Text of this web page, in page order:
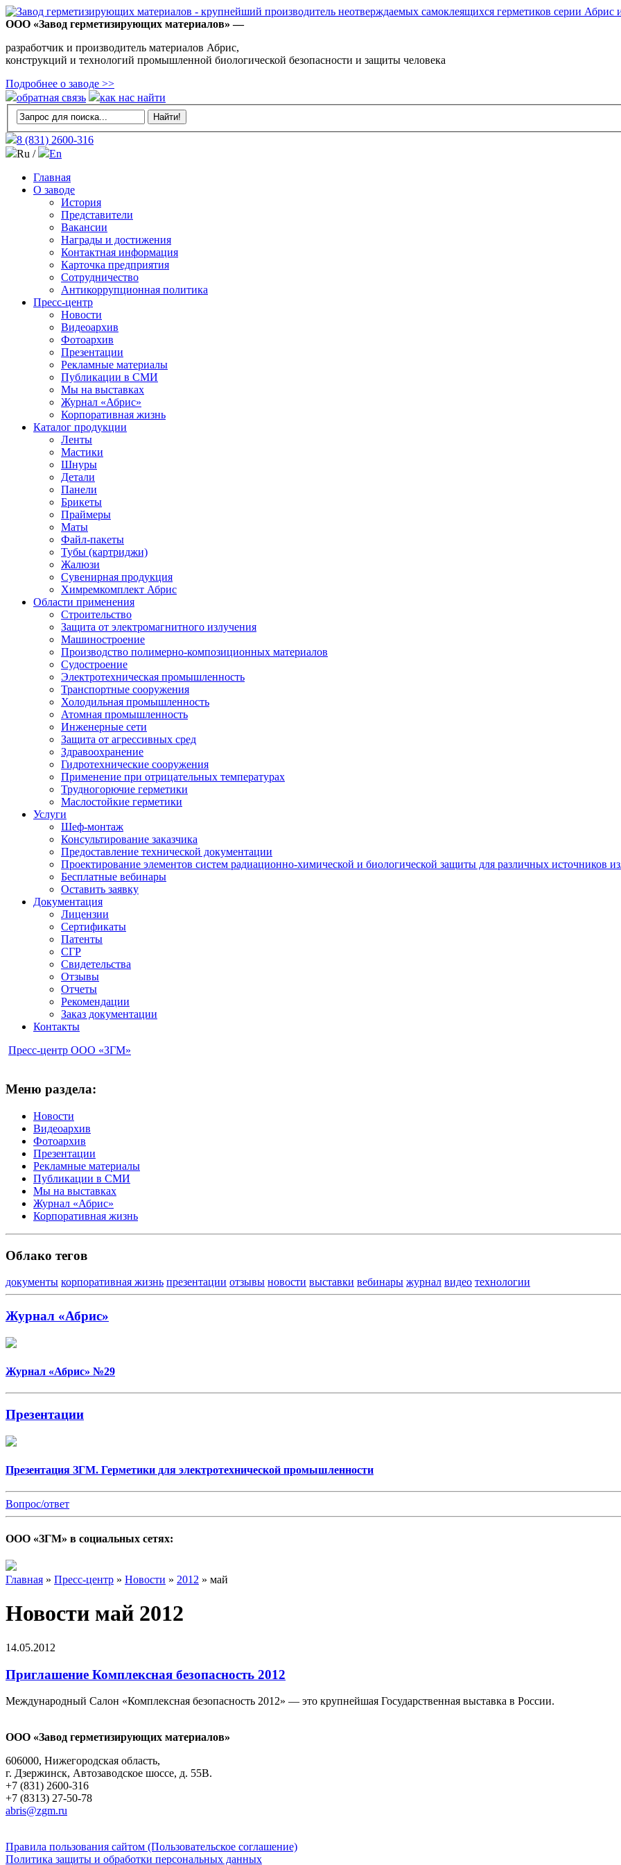
ООО «Завод герметизирующих материалов» —
разработчик и производитель материалов Абрис,
конструкций и технологий промышленной биологической безопасности и защиты человека
Подробнее о заводе >>
обратная связь
как нас найти
8 (831) 2600-316
Ru /
En
Главная
О заводе
История
Представители
Вакансии
Награды и достижения
Контактная информация
Карточка предприятия
Сотрудничество
Антикоррупционная политика
Пресс-центр
Новости
Видеоархив
Фотоархив
Презентации
Рекламные материалы
Публикации в СМИ
Мы на выставках
Журнал «Абрис»
Корпоративная жизнь
Каталог продукции
Ленты
Мастики
Шнуры
Детали
Панели
Брикеты
Праймеры
Маты
Файл-пакеты
Тубы (картриджи)
Жалюзи
Сувенирная продукция
Химремкомплект Абрис
Области применения
Строительство
Защита от электромагнитного излучения
Машиностроение
Производство полимерно-композиционных материалов
Судостроение
Электротехническая промышленность
Транспортные сооружения
Холодильная промышленность
Атомная промышленность
Инженерные сети
Защита от агрессивных сред
Здравоохранение
Гидротехнические сооружения
Применение при отрицательных температурах
Трудногорючие герметики
Маслостойкие герметики
Услуги
Шеф-монтаж
Консультирование заказчика
Предоставление технической документации
Проектирование элементов систем радиационно-химической и биологической защиты для различных источников
Бесплатные вебинары
Оставить заявку
Документация
Лицензии
Сертификаты
Патенты
СГР
Свидетельства
Отзывы
Отчеты
Рекомендации
Заказ документации
Контакты
Пресс-центр ООО «ЗГМ»
Меню раздела:
Новости
Видеоархив
Фотоархив
Презентации
Рекламные материалы
Публикации в СМИ
Мы на выставках
Журнал «Абрис»
Корпоративная жизнь
Облако тегов
документы корпоративная жизнь презентации отзывы новости выставки вебинары журнал видео технологии
Журнал «Абрис»
Журнал «Абрис» №29
Презентации
Презентация ЗГМ. Герметики для электротехнической промышленности
Вопрос/ответ
ООО «ЗГМ» в социальных сетях:
Главная » Пресс-центр » Новости » 2012 » май
Новости май 2012
14.05.2012
Приглашение Комплексная безопасность 2012
Международный Салон «Комплексная безопасность 2012» — это крупнейшая Государственная выставка в России.
ООО «Завод герметизирующих материалов»
606000, Нижегородская область,
г. Дзержинск, Автозаводское шоссе, д. 55В.
+7 (831) 2600-316
+7 (8313) 27-50-78
abris@zgm.ru
Правила пользования сайтом (Пользовательское соглашение)
Политика защиты и обработки персональных данных